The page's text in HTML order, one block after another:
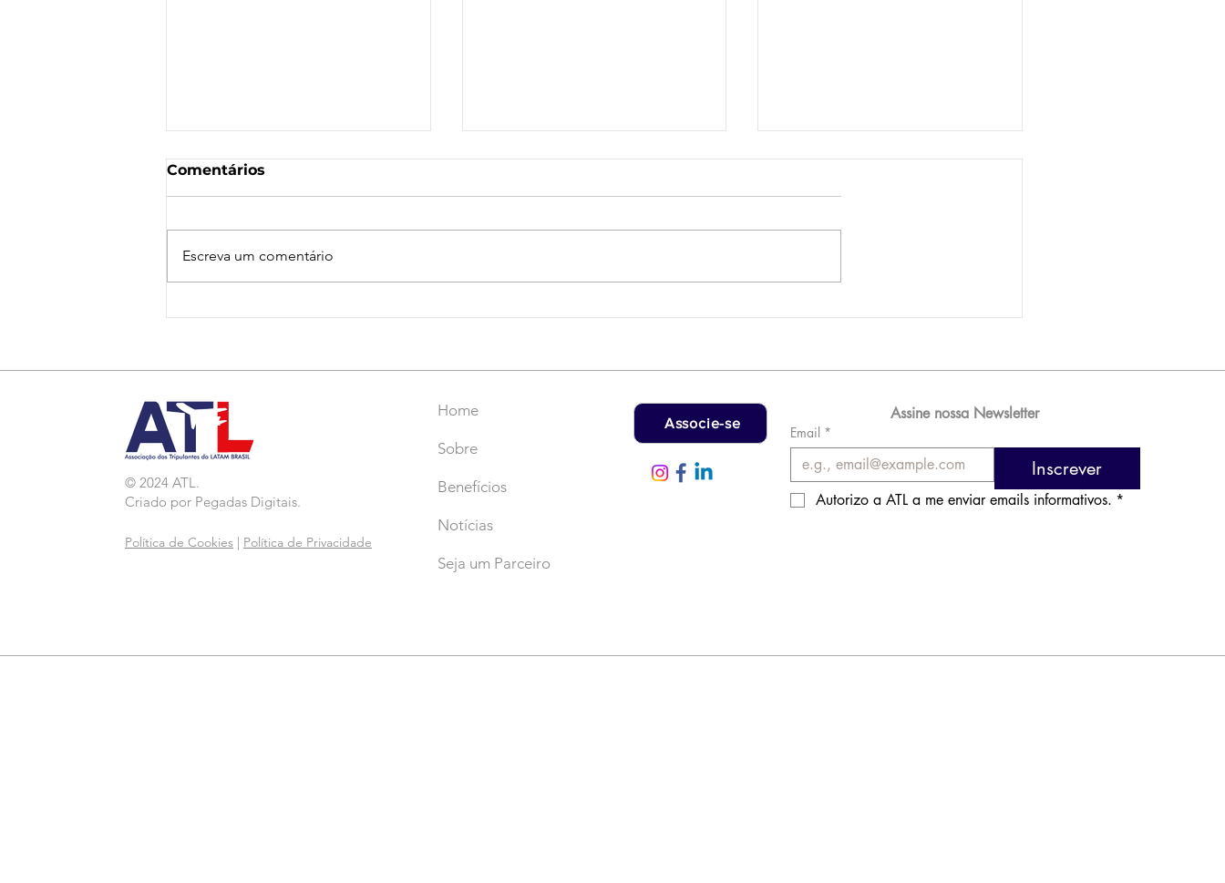
Comentários
Escreva um comentário
© 2024 ATL.
Criado por Pegadas Digitais.
Política de Cookies Política de Privacidade
Home
Sobre
Benefícios
Notícias
Seja um Parceiro
Associe-se
Assine nossa Newsletter
Email *
Inscrever
Autorizo a ATL a me enviar emails informativos. *